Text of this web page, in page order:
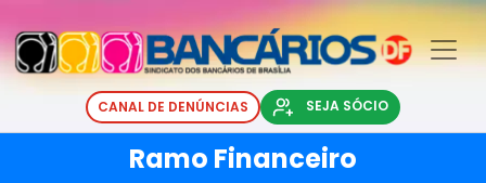
CANAL DE DENÚNCIAS SEJA SÓCIO
Ramo Financeiro